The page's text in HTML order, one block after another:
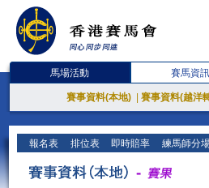
馬場活動 賽馬資訊
賽事資料(本地) 賽事資料(越洋
報名表 排位表 即時賠率 練馬師分